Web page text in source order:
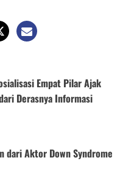
Empat Pilar Ajak
Derasnya Informasi
dari Aktor Down Syndrome